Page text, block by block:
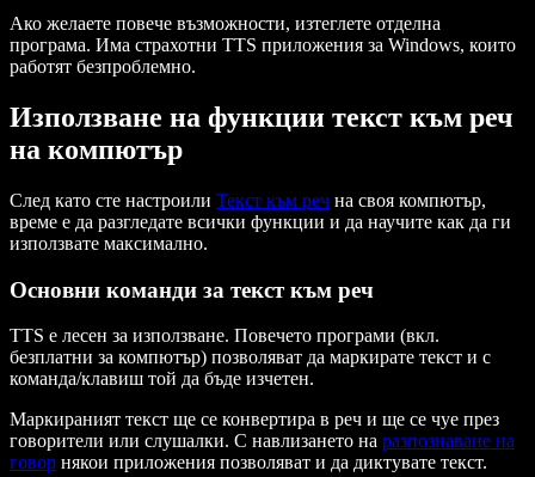
Ако желаете повече възможности, изтеглете отделна
програма. Има страхотни TTS приложения за Windows, които
работят безпроблемно.
Използване на функции текст към реч
на компютър
След като сте настроили Текст към реч на своя компютър,
време е да разгледате всички функции и да научите как да ги
използвате максимално.
Основни команди за текст към реч
TTS е лесен за използване. Повечето програми (вкл.
безплатни за компютър) позволяват да маркирате текст и с
команда/клавиш той да бъде изчетен.
Маркираният текст ще се конвертира в реч и ще се чуе през
говорители или слушалки. С навлизането на разпознаване на
говор някои приложения позволяват и да диктувате текст.